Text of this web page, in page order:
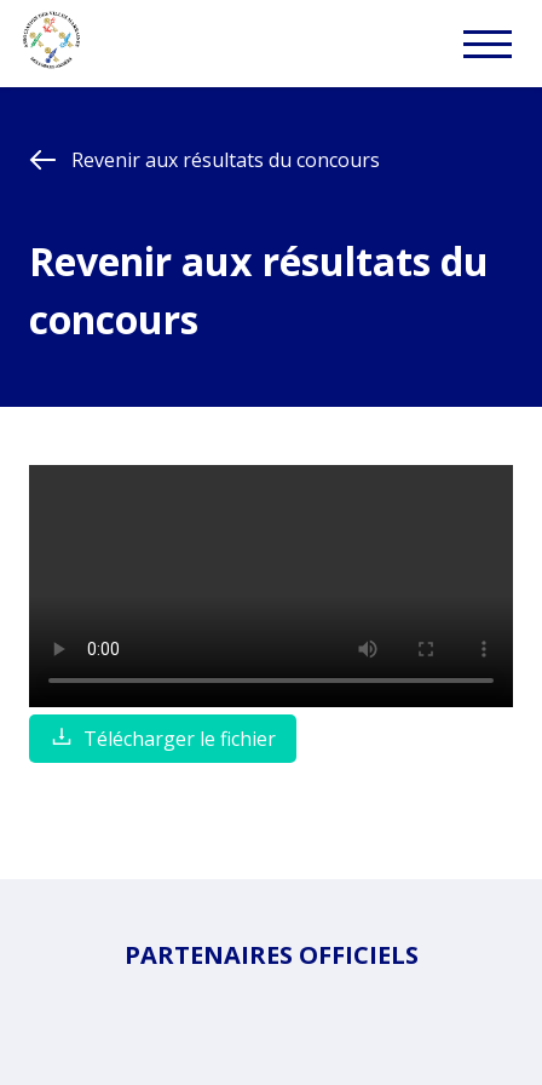
Revenir aux résultats du concours
Revenir aux résultats du
concours
Télécharger le fichier
PARTENAIRES OFFICIELS